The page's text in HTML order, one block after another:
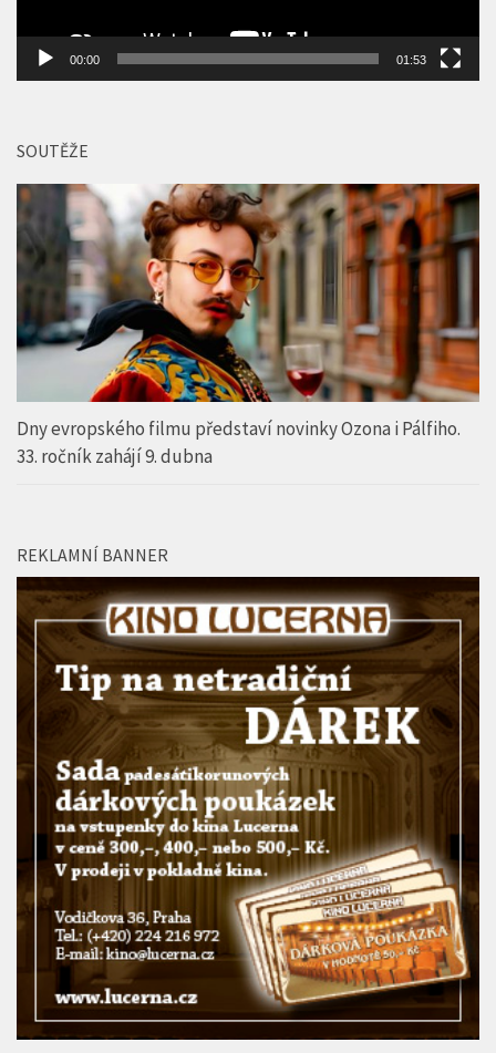
00:00 01:53
SOUTĚŽE
Dny evropského filmu představí novinky Ozona i Pálfiho.
33. ročník zahájí 9. dubna
REKLAMNÍ BANNER